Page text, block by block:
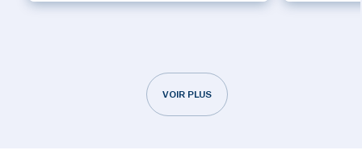
VOIR PLUS